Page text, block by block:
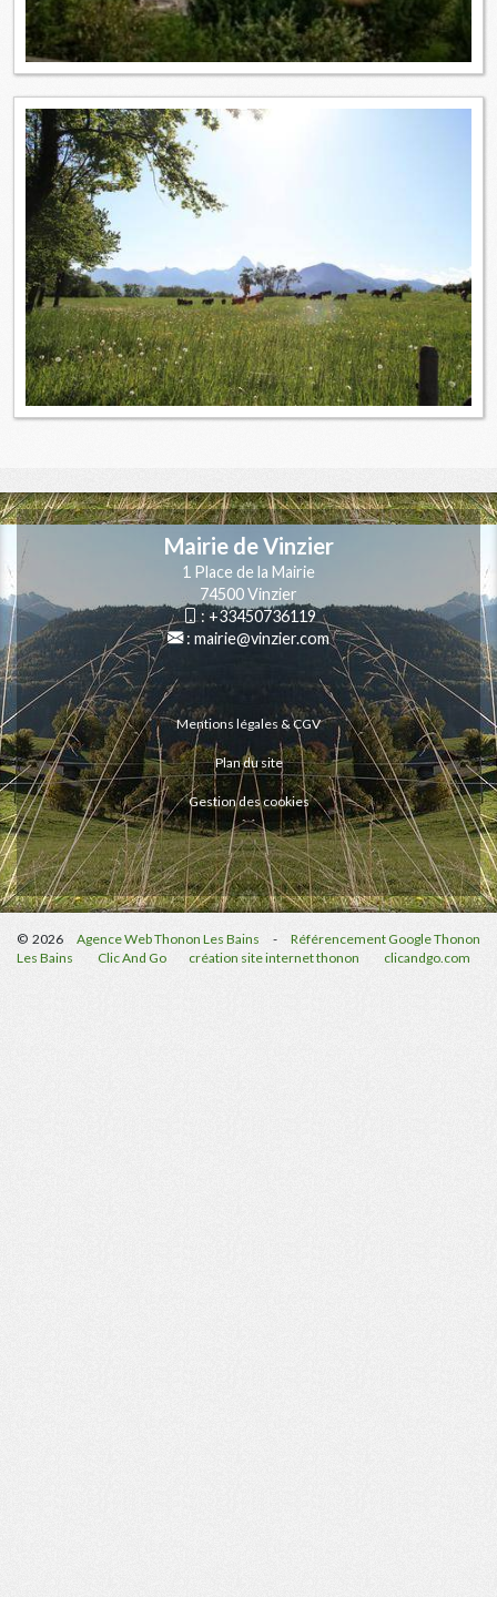
Mairie de Vinzier
1 Place de la Mairie
74500 Vinzier
: +33450736119
: mairie@vinzier.com
Mentions légales & CGV
Plan du site
Gestion des cookies
© 2026 Agence Web Thonon Les Bains -
Référencement Google Thonon
Les Bains
Clic And Go création site internet thonon clicandgo.com